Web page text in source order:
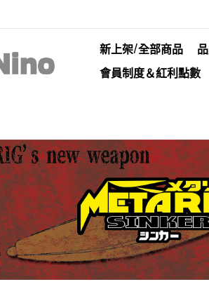
新上架/全部商品
會員制度＆紅利點數